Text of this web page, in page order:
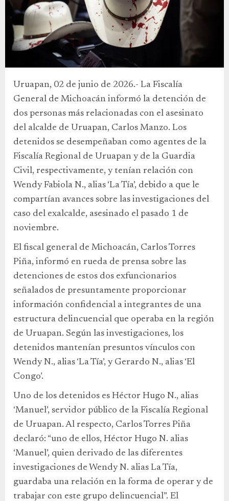
Uruapan, 02 de junio de 2026.- La Fiscalía
General de Michoacán informó la detención de
dos personas más relacionadas con el asesinato
del alcalde de Uruapan, Carlos Manzo. Los
detenidos se desempeñaban como agentes de la
Fiscalía Regional de Uruapan y de la Guardia
Civil, respectivamente, y tenían relación con
Wendy Fabiola N., alias ‘La Tía’, debido a que le
compartían avances sobre las investigaciones del
caso del exalcalde, asesinado el pasado 1 de
noviembre.
El fiscal general de Michoacán, Carlos Torres
Piña, informó en rueda de prensa sobre las
detenciones de estos dos exfuncionarios
señalados de presuntamente proporcionar
información confidencial a integrantes de una
estructura delincuencial que operaba en la región
de Uruapan. Según las investigaciones, los
detenidos mantenían presuntos vínculos con
Wendy N., alias ‘La Tía’, y Gerardo N., alias ‘El
Congo’.
Uno de los detenidos es Héctor Hugo N., alias
‘Manuel’, servidor público de la Fiscalía Regional
de Uruapan. Al respecto, Carlos Torres Piña
declaró: “uno de ellos, Héctor Hugo N. alias
‘Manuel’, quien derivado de las diferentes
investigaciones de Wendy N. alias La Tía,
guardaba una relación en la forma de operar y de
trabajar con este grupo delincuencial”. El